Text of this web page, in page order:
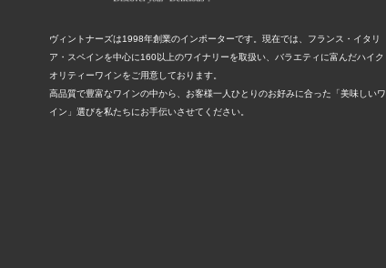
ヴィントナーズは1998年創業のインポーターです。現在では、フランス・イタリ
ア・スペインを中心に160以上のワイナリーを取扱い、バラエティに富んだハイク
オリティーワインをご用意しております。
高品質で豊富なワインの中から、お客様一人ひとりのお好みに合った「美味しいワ
イン」選びを私たちにお手伝いさせてください。